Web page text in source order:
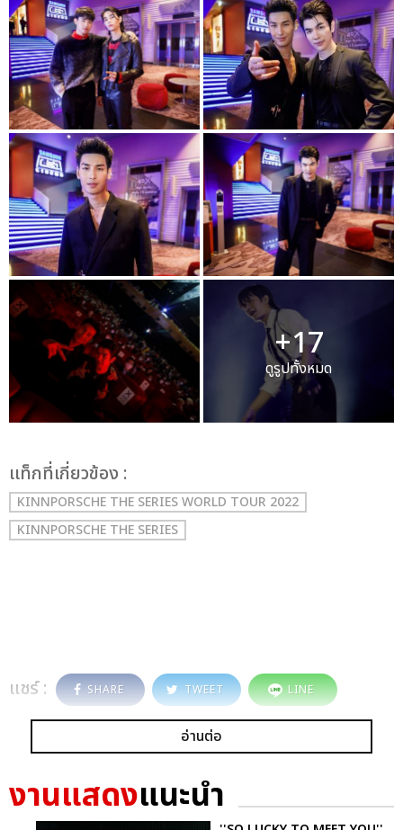
+17
ดูรูปทั้งหมด
เเท็กที่เกี่ยวข้อง :
KINNPORSCHE THE SERIES WORLD TOUR 2022
KINNPORSCHE THE SERIES
แชร์ : SHARE TWEET LINE
อ่านต่อ
งานแสดงแนะนำ